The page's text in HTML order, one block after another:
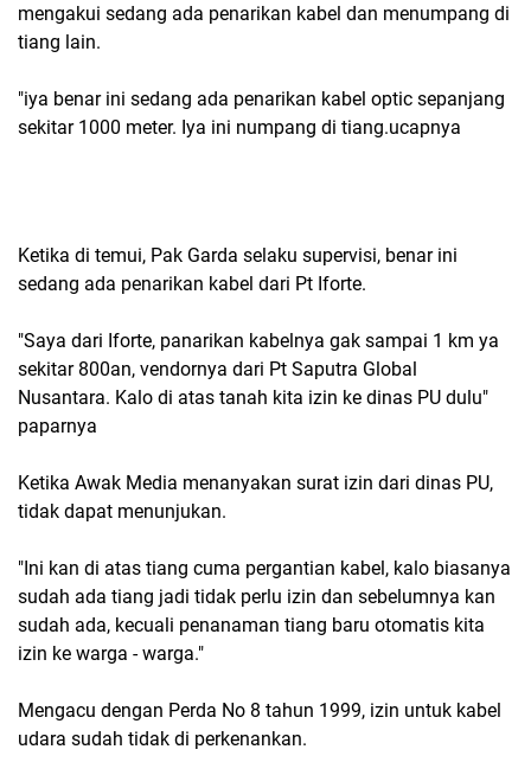
mengakui sedang ada penarikan kabel dan menumpang di
tiang lain.
"iya benar ini sedang ada penarikan kabel optic sepanjang
sekitar 1000 meter. Iya ini numpang di tiang.ucapnya
Ketika di temui, Pak Garda selaku supervisi, benar ini
sedang ada penarikan kabel dari Pt Iforte.
"Saya dari Iforte, panarikan kabelnya gak sampai 1 km ya
sekitar 800an, vendornya dari Pt Saputra Global
Nusantara. Kalo di atas tanah kita izin ke dinas PU dulu"
paparnya
Ketika Awak Media menanyakan surat izin dari dinas PU,
tidak dapat menunjukan.
"Ini kan di atas tiang cuma pergantian kabel, kalo biasanya
sudah ada tiang jadi tidak perlu izin dan sebelumnya kan
sudah ada, kecuali penanaman tiang baru otomatis kita
izin ke warga - warga."
Mengacu dengan Perda No 8 tahun 1999, izin untuk kabel
udara sudah tidak di perkenankan.